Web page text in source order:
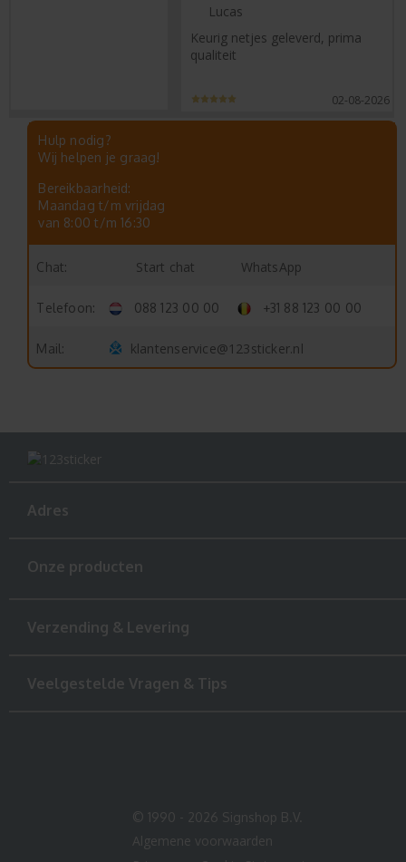
Lucas
Keurig netjes geleverd, prima
qualiteit
02-08-2026
Hulp nodig?
Wij helpen je graag!
Bereikbaarheid:
Maandag t/m vrijdag
van 8:00 t/m 16:30
Chat: Start chat WhatsApp
Telefoon: 088 123 00 00 +31 88 123 00 00
Mail: klantenservice@123sticker.nl
Adres
Onze producten
Verzending & Levering
Veelgestelde Vragen & Tips
© 1990 - 2026 Signshop B.V.
Algemene voorwaarden